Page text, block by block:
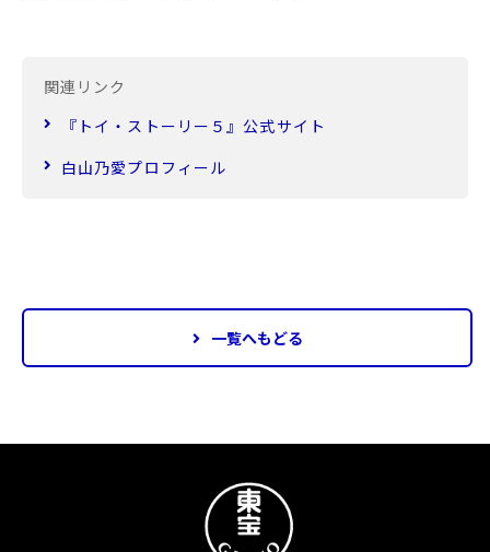
関連リンク
『トイ・ストーリー５』公式サイト
白山乃愛プロフィール
一覧へもどる